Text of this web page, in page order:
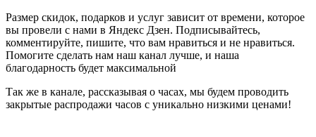
Размер скидок, подарков и услуг зависит от времени, которое
вы провели с нами в Яндекс Дзен. Подписывайтесь,
комментируйте, пишите, что вам нравиться и не нравиться.
Помогите сделать нам наш канал лучше, и наша
благодарность будет максимальной
Так же в канале, рассказывая о часах, мы будем проводить
закрытые распродажи часов с уникально низкими ценами!